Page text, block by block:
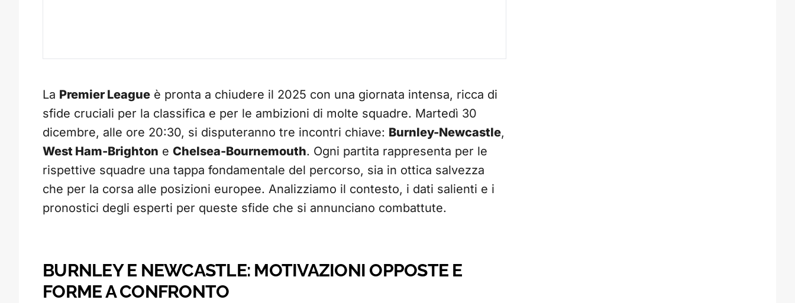
La Premier League è pronta a chiudere il 2025 con una giornata intensa, ricca di
sfide cruciali per la classifica e per le ambizioni di molte squadre. Martedì 30
dicembre, alle ore 20:30, si disputeranno tre incontri chiave: Burnley-Newcastle,
West Ham-Brighton e Chelsea-Bournemouth. Ogni partita rappresenta per le
rispettive squadre una tappa fondamentale del percorso, sia in ottica salvezza
che per la corsa alle posizioni europee. Analizziamo il contesto, i dati salienti e i
pronostici degli esperti per queste sfide che si annunciano combattute.
BURNLEY E NEWCASTLE: MOTIVAZIONI OPPOSTE E
FORME A CONFRONTO